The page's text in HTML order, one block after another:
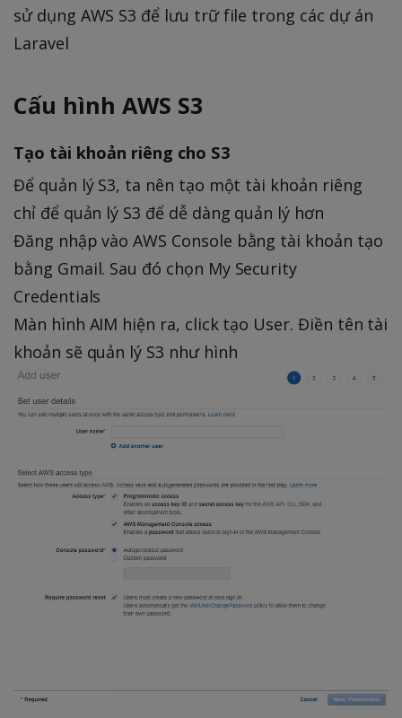
sử dụng AWS S3 để lưu trữ file trong các dự án
Laravel
Cấu hình AWS S3
Tạo tài khoản riêng cho S3
Để quản lý S3, ta nên tạo một tài khoản riêng
chỉ để quản lý S3 để dễ dàng quản lý hơn
Đăng nhập vào AWS Console bằng tài khoản tạo
bằng Gmail. Sau đó chọn My Security
Credentials
Màn hình AIM hiện ra, click tạo User. Điền tên tài
khoản sẽ quản lý S3 như hình